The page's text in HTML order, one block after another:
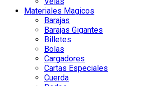
Materiales Magicos
Barajas
Barajas Gigantes
Billetes
Bolas
Cargadores
Cartas Especiales
Cuerda